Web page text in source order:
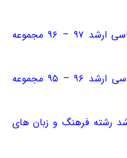
دانلود سوالات آزمون کارشناسی ارشد ۹۷ – ۹۶ مجموعه
دانلود سوالات آزمون کارشناسی ارشد ۹۶ – ۹۵ مجموعه
رشته فرهنگ و زبان های